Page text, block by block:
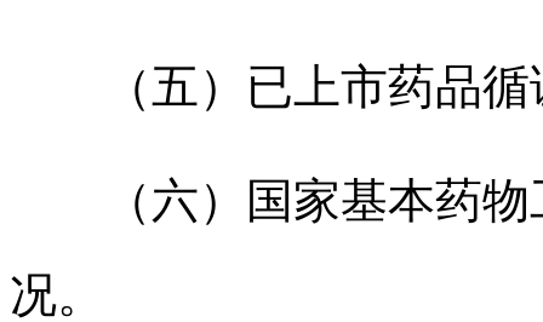
（五）已上市药品
（六）国家基本药
况。